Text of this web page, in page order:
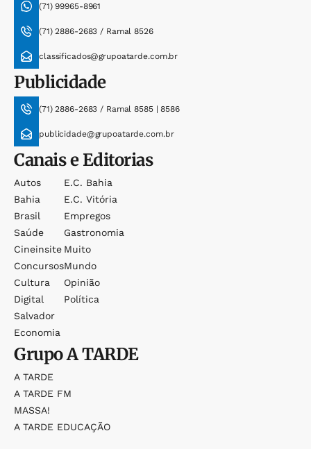
(71) 99965-8961
(71) 2886-2683 / Ramal 8526
classificados@grupoatarde.com.br
Publicidade
(71) 2886-2683 / Ramal 8585 | 8586
publicidade@grupoatarde.com.br
Canais e Editorias
Autos
Bahia
Brasil
Saúde
Cineinsite
Concursos
Cultura
Digital
Salvador
Economia
E.c. Bahia
E.c. Vitória
Empregos
Gastronomia
Muito
Mundo
Opinião
Política
GrupoA TARDE
A TARDE
A TARDE FM
MASSA!
A TARDE EDUCAÇÃO